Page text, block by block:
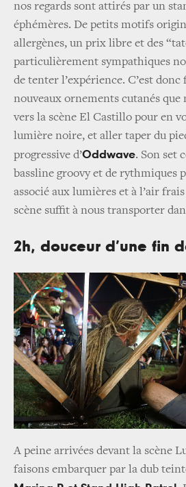
nos regards sont attirés par un
éphémères. De petits motifs
allergènes, un prix libre et des
particulièrement sympathiques
de tenter l’expérience. C’est donc
nouveaux ornements cutanés que
vers la scène El Castillo pour en
lumière noire, et aller taper du
progressive d’Oddwave. Son set
bassline groovy et de rythmiques
associé aux lumières et à l’air
scène suffit à nous transporter
2h, douceur d’une fin
A peine arrivées devant la scène
faisons embarquer par la dub